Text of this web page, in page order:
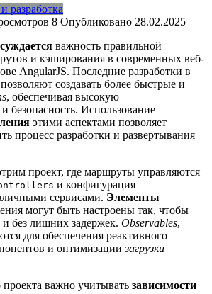
разработка
8 Опубликовано 28.02.2025
важность правильной
и кэширования в современных веб-
AngularJS. Последние разработки в
создавать более быстрые и
, обеспечивая высокую
безопасность. Использование
этими аспектами позволяет
процесс разработки и развертывания
проект, где маршруты управляются
и конфигурация
сервисами. Элементы
могут быть настроены так, чтобы
и без лишних задержек. Observables,
для обеспечения реактивного
и оптимизациизагрузки
важно учитывать зависимости